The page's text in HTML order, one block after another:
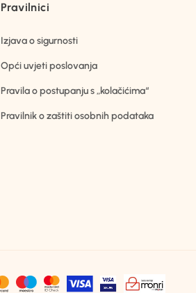
Pravilnici
Izjava o sigurnosti
Opći uvjeti poslovanja
Pravila o postupanju s „kolačićima“
Pravilnik o zaštiti osobnih podataka